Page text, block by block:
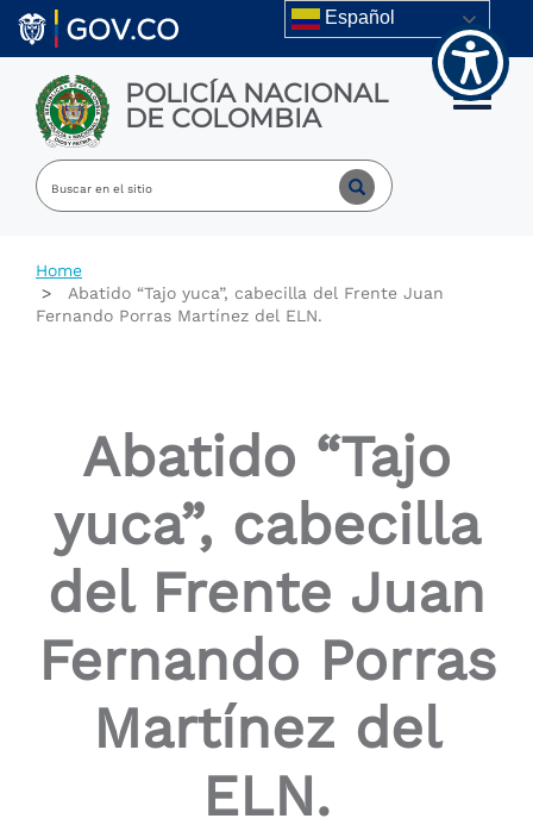
Welcome
All
Accessibility
screen
reader.
Accessibility
activates
Skip to main content Español
POLICÍA NACIONAL
DE COLOMBIA Toggle
Home
Abatido “Tajo yuca”, cabecilla del Frente Juan
Fernando Porras Martínez del ELN.
Abatido “Tajo
yuca”, cabecilla
del Frente Juan
Fernando Porras
Martínez del
ELN.